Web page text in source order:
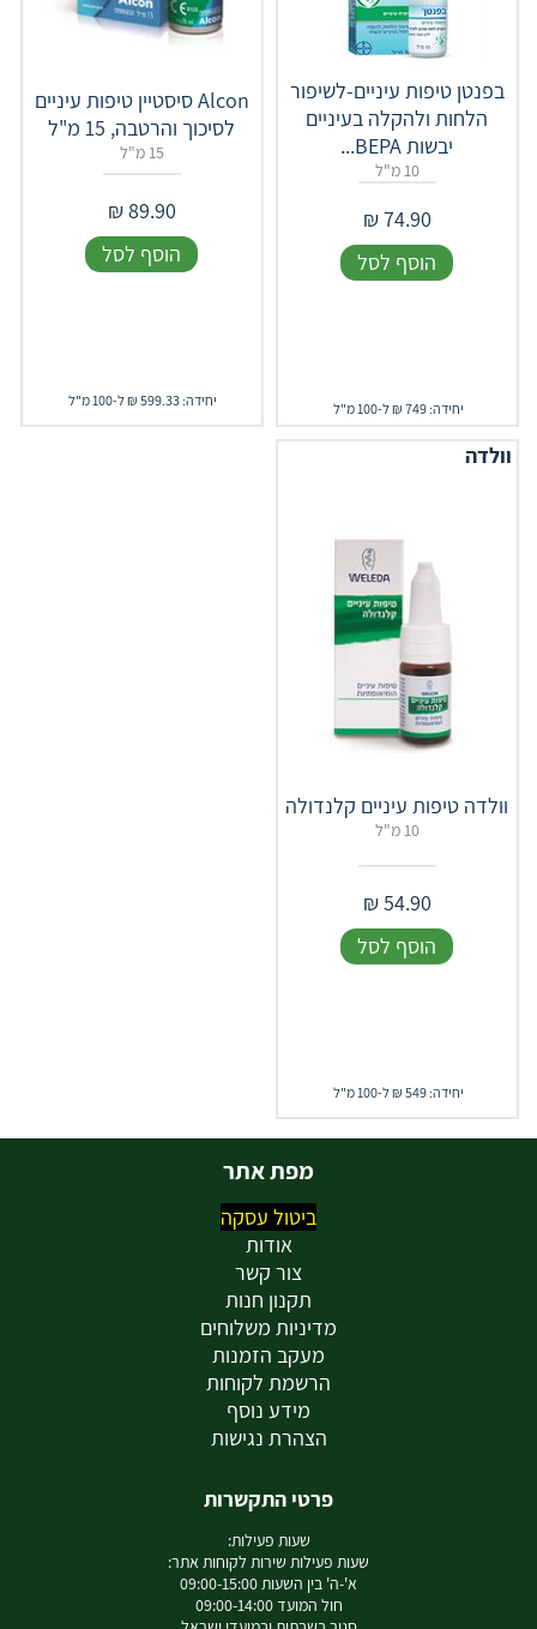
בפנטן טיפות עיניים-לשיפור
הלחות ולהקלה בעיניים
יבשות BEPA...
10 מ"ל
74.90
₪
הוסף לסל
יחידה: 749 ₪ ל-100 מ"ל
Alcon סיסטיין טיפות עיניים
לסיכוך והרטבה, 15 מ"ל
15 מ"ל
89.90
₪
הוסף לסל
יחידה: 599.33 ₪ ל-100 מ"ל
וולדה
וולדה טיפות עיניים קלנדולה
10 מ"ל
54.90
₪
הוסף לסל
יחידה: 549 ₪ ל-100 מ"ל
מפת אתר
ביטול עסקה
אודות
צור קשר
תקנון חנות
מדיניות משלוחים
מעקב הזמנות
הרשמת לקוחות
מידע נוסף
הצהרת נגישות
פרטי התקשרות
שעות פעילות:
שעות פעילות שירות לקוחות אתר:
א'-ה' בין השעות 09:00-15:00
חול המועד 09:00-14:00